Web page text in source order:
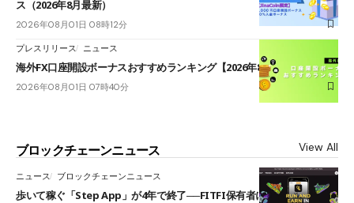
ス（2026年8月最新）
2026年08月01日 08時12分
プレスリリース ニュース
海外FX口座開設ボーナスおすすめランキング【2026年8月最新】
2026年08月01日 07時40分
ブロックチェーンニュース View All
ニュース ブロックチェーンニュース
歩いて稼ぐ「Step App」が4年で終了──FITFI保有者に対応呼びかけ